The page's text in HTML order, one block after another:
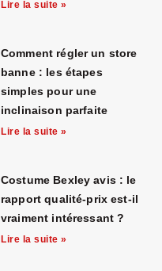
Lire la suite »
Comment régler un store
banne : les étapes
simples pour une
inclinaison parfaite
Lire la suite »
Costume Bexley avis : le
rapport qualité-prix est-il
vraiment intéressant ?
Lire la suite »